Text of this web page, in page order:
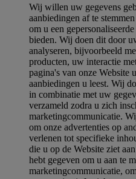
Wij willen uw gegevens
aanbiedingen af te
om u een
bieden. Wij doen dit door
analyseren, bijvoorbeeld
producten, uw interactie
pagina's van onze Website
aanbiedingen u leest. Wij
in combinatie met uw
verzameld zodra u zich
marketingcommunicatie.
om onze advertenties op
verlenen tot specifieke
die u op de Website ziet
hebt gegeven om u aan te
marketingcommunicatie,